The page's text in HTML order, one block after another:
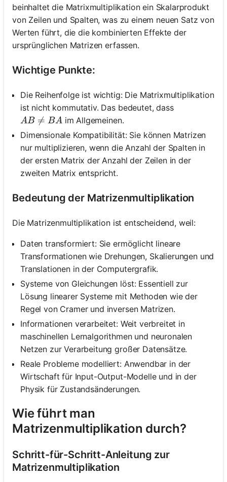
beinhaltet die Matrixmultiplikation ein Skalarprodukt
von Zeilen und Spalten, was zu einem neuen Satz von
Werten führt, die die kombinierten Effekte der
ursprünglichen Matrizen erfassen.
Wichtige Punkte:
Die Reihenfolge ist wichtig: Die Matrixmultiplikation
ist nicht kommutativ. Das bedeutet, dass
A B \neq B A
AB 
= BA im Allgemeinen.
Dimensionale Kompatibilität: Sie können Matrizen
nur multiplizieren, wenn die Anzahl der Spalten in
der ersten Matrix der Anzahl der Zeilen in der
zweiten Matrix entspricht.
Bedeutung der Matrizenmultiplikation
Die Matrizenmultiplikation ist entscheidend, weil:
Daten transformiert: Sie ermöglicht lineare
Transformationen wie Drehungen, Skalierungen und
Translationen in der Computergrafik.
Systeme von Gleichungen löst: Essentiell zur
Lösung linearer Systeme mit Methoden wie der
Regel von Cramer und inversen Matrizen.
Informationen verarbeitet: Weit verbreitet in
maschinellen Lernalgorithmen und neuronalen
Netzen zur Verarbeitung großer Datensätze.
Reale Probleme modelliert: Anwendbar in der
Wirtschaft für Input-Output-Modelle und in der
Physik für Zustandsänderungen.
Wie führt man
Matrizenmultiplikation durch?
Schritt-für-Schritt-Anleitung zur
Matrizenmultiplikation